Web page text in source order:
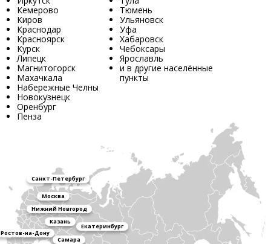
Кемерово
Киров
Краснодар
Красноярск
Курск
Липецк
Магнитогорск
Махачкала
Набережные Челны
Новокузнецк
Оренбург
Пенза
Тюмень
Ульяновск
Уфа
Хабаровск
Чебоксары
Ярославль
и в другие населённые
пункты
Санкт-Петербург
Москва
Нижний Новгород
Казань
Екатеринбург
Ростов-на-Дону
Самара